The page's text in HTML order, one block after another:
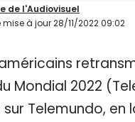
mise à jour 28/11/2022 09:02
de l'Audiovisuel
Mondial 2022
Telemundo, en